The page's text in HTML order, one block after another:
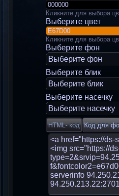
Кликните для выбора
Выберите цвет
Кликните для выбора
Выберите фон
Выберите фон
Выберите блик
Выберите блик
Выберите насечку
Выберите насечку